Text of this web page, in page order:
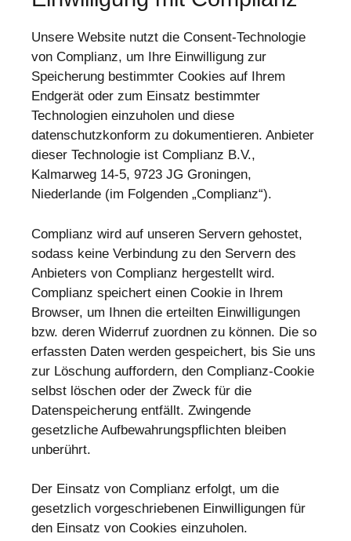
Unsere Website nutzt die Consent-Technologie
von Complianz, um Ihre Einwilligung zur
Speicherung bestimmter Cookies auf Ihrem
Endgerät oder zum Einsatz bestimmter
Technologien einzuholen und diese
datenschutzkonform zu dokumentieren. Anbieter
dieser Technologie ist Complianz B.V.,
Kalmarweg 14-5, 9723 JG Groningen,
Niederlande (im Folgenden „Complianz“).
Complianz wird auf unseren Servern gehostet,
sodass keine Verbindung zu den Servern des
Anbieters von Complianz hergestellt wird.
Complianz speichert einen Cookie in Ihrem
Browser, um Ihnen die erteilten Einwilligungen
bzw. deren Widerruf zuordnen zu können. Die so
erfassten Daten werden gespeichert, bis Sie uns
zur Löschung auffordern, den Complianz-Cookie
selbst löschen oder der Zweck für die
Datenspeicherung entfällt. Zwingende
gesetzliche Aufbewahrungspflichten bleiben
unberührt.
Der Einsatz von Complianz erfolgt, um die
gesetzlich vorgeschriebenen Einwilligungen für
den Einsatz von Cookies einzuholen.